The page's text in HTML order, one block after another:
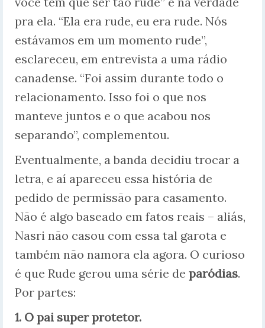
pra ela. “Ela era rude, eu era rude. Nós
estávamos em um momento rude”,
esclareceu, em entrevista a uma rádio
canadense. “Foi assim durante todo o
relacionamento. Isso foi o que nos
manteve juntos e o que acabou nos
separando”, complementou.
Eventualmente, a banda decidiu trocar a
letra, e aí apareceu essa história de
pedido de permissão para casamento.
Não é algo baseado em fatos reais – aliás,
Nasri não casou com essa tal garota e
também não namora ela agora. O curioso
é que Rude gerou uma série de paródias.
Por partes:
1. O pai super protetor.